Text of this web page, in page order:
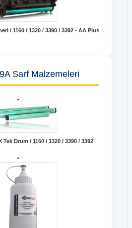
/ 1160 / 1320 / 3390 / 3392 - AA Plus
Sarf Malzemeleri
Tek Drum / 1160 / 1320 / 3390 / 3392